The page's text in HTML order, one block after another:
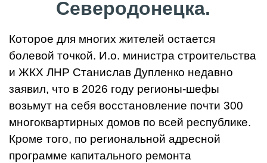
Северодонецка.
Которое для многих жителей остается
болевой точкой. И.о. министра строительства
и ЖКХ ЛНР Станислав Дупленко недавно
заявил, что в 2026 году регионы-шефы
возьмут на себя восстановление почти 300
многоквартирных домов по всей республике.
Кроме того, по региональной адресной
программе капитального ремонта